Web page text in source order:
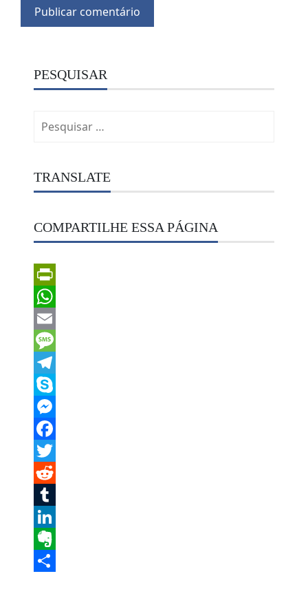
PESQUISAR
por:
TRANSLATE
COMPARTILHE ESSA PÁGINA
PrintFriendly
WhatsApp
Email
Message
Telegram
Skype
Messenger
Facebook
Twitter
Reddit
Tumblr
LinkedIn
Evernote